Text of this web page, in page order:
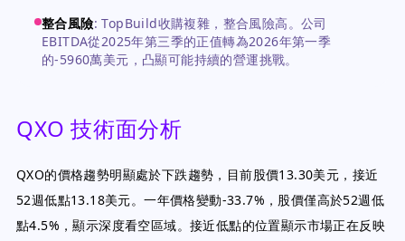
整合風險:TopBuild收購複雜，整合風險高。公司
EBITDA從2025年第三季的正值轉為2026年第一季
的-5960萬美元，凸顯可能持續的營運挑戰。
QXO 技術面分析
QXO的價格趨勢明顯處於下跌趨勢，目前股價13.30美元，接近
52週低點13.18美元。一年價格變動-33.7%，股價僅高於52週低
點4.5%，顯示深度看空區域。接近低點的位置顯示市場正在反映